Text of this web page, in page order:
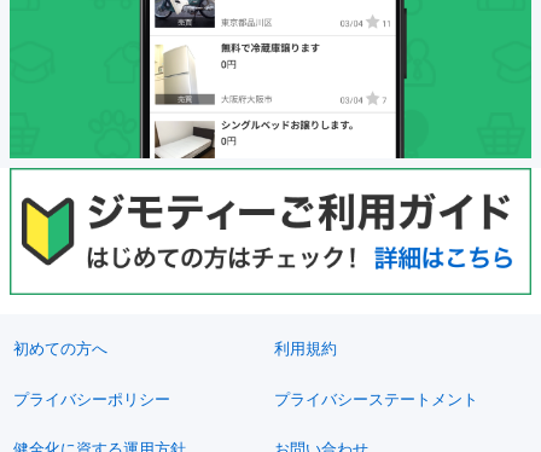
初めての方へ 利用規約
プライバシーポリシー プライバシーステートメント